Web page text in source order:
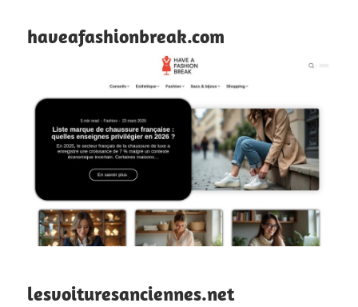
haveafashionbreak.com
lesvoituresanciennes.net